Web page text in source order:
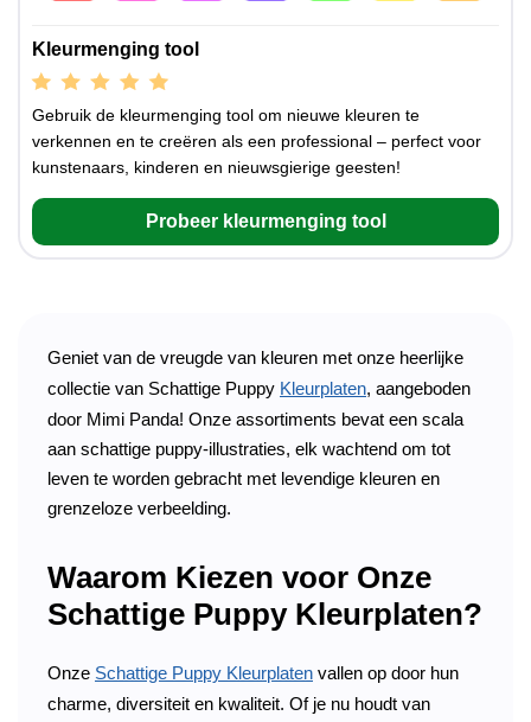
Kleurmenging tool
Gebruik de kleurmenging tool om nieuwe kleuren te
verkennen en te creëren als een professional – perfect voor
kunstenaars, kinderen en nieuwsgierige geesten!
Probeer kleurmenging tool
Geniet van de vreugde van kleuren met onze heerlijke
collectie van Schattige Puppy Kleurplaten, aangeboden
door Mimi Panda! Onze assortiments bevat een scala
aan schattige puppy-illustraties, elk wachtend om tot
leven te worden gebracht met levendige kleuren en
grenzeloze verbeelding.
Waarom Kiezen voor Onze
Schattige Puppy Kleurplaten?
Onze Schattige Puppy Kleurplaten vallen op door hun
charme, diversiteit en kwaliteit. Of je nu houdt van